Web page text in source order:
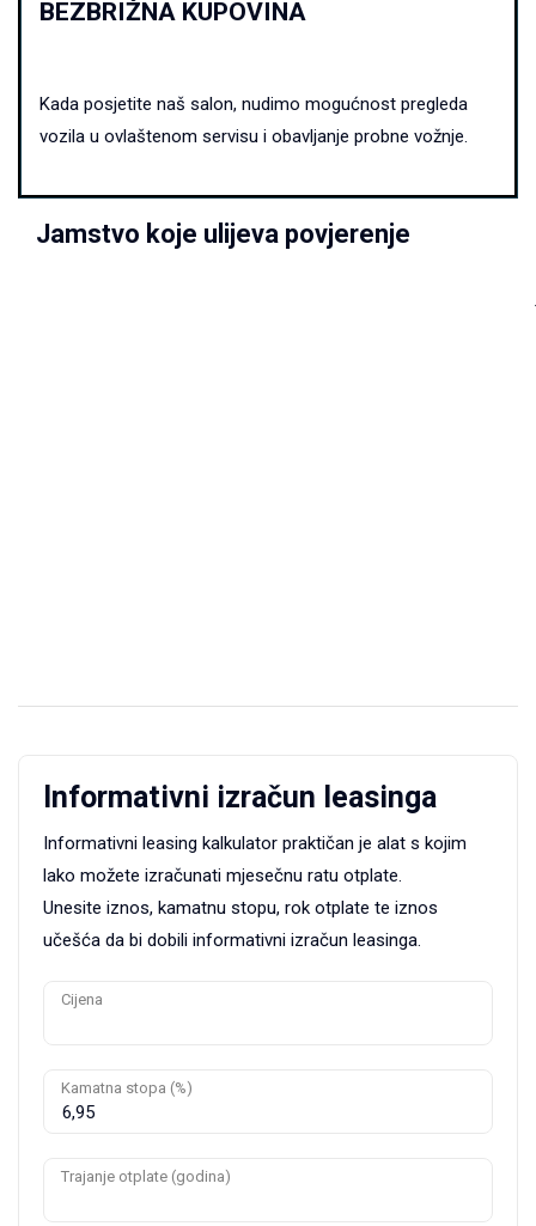
BEZBRIŽNA KUPOVINA
Kada posjetite naš salon, nudimo mogućnost pregleda
vozila u ovlaštenom servisu i obavljanje probne vožnje.
Jamstvo koje ulijeva povjerenje
Informativni izračun leasinga
Informativni leasing kalkulator praktičan je alat s kojim
lako možete izračunati mjesečnu ratu otplate.
Unesite iznos, kamatnu stopu, rok otplate te iznos
učešća da bi dobili informativni izračun leasinga.
Cijena
Kamatna stopa (%)
Trajanje otplate (godina)